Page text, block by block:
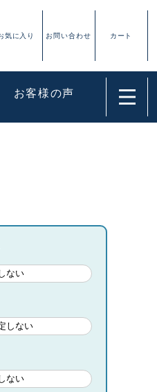
お客様の声